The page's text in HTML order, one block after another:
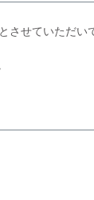
せていただい